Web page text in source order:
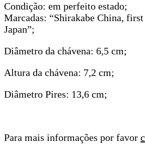
Condição: em perfeito estado;
Marcadas: “Shirakabe China,
Japan”;
Diâmetro da chávena: 6,5 cm;
Altura da chávena: 7,2 cm;
Diâmetro Pires: 13,6 cm;
Para mais informações por favor